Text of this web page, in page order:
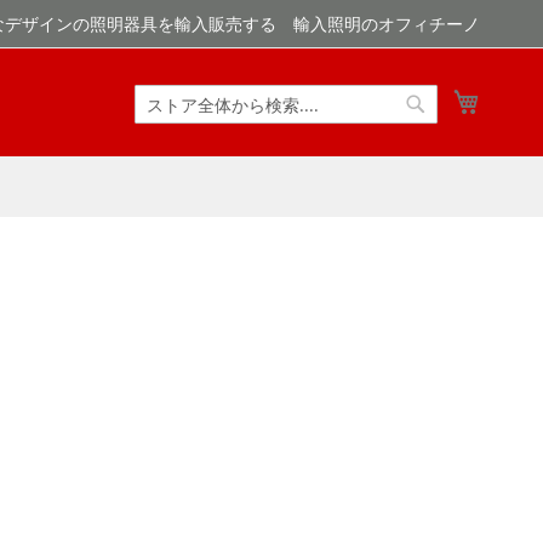
ザインの照明器具を輸入販売する 輸入照明のオフィチーノ
検
索
索